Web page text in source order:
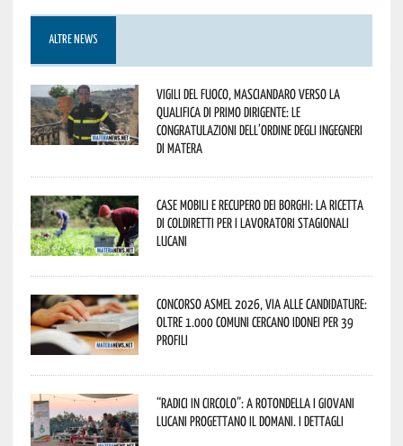
ALTRE NEWS
Vigili del Fuoco, Masciandaro verso la
qualifica di Primo Dirigente: le
congratulazioni dell’Ordine degli Ingegneri
di Matera
Case mobili e recupero dei borghi: la ricetta
di Coldiretti per i lavoratori stagionali
lucani
Concorso Asmel 2026, via alle candidature:
oltre 1.000 Comuni cercano idonei per 39
profili
“Radici in Circolo”: a Rotondella i giovani
lucani progettano il domani. I dettagli